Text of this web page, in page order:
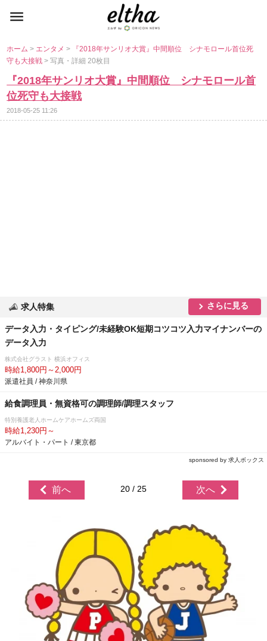
ホーム> エンタメ>
『2018年サンリオ大賞』中間順位 シナモロール首位死
守も大接戦> 写真・詳細 20枚目
『2018年サンリオ大賞』中間順位 シナモロール首
位死守も大接戦
2018-05-25 11:26
求人特集 さらに見る
データ入力・タイピング/未経験OK短期コツコツ入力マイナンバーの
データ入力
株式会社グラスト 横浜オフィス
時給1,800円～2,000円
派遣社員 / 神奈川県
給食調理員・無資格可の調理師/調理スタッフ
特別養護老人ホームケアホームズ両国
時給1,230円～
アルバイト・パート / 東京都
sponsored by 求人ボックス
前へ 20 / 25 次へ